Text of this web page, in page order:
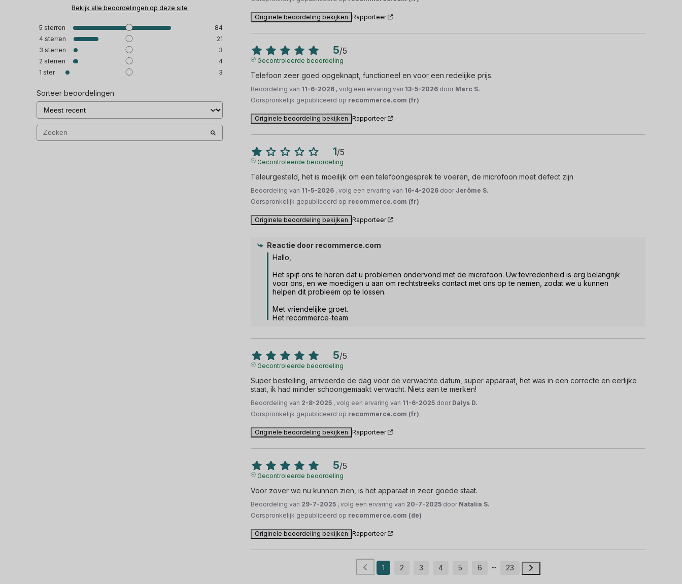
Bekijk alle beoordelingen op deze site
5 sterren
84
4 sterren
21
3 sterren
3
2 sterren
4
1 ster 3
Sorteer beoordelingen
Originele beoordeling bekijken Rapporteer
5/5
Gecontroleerde beoordeling
Telefoon zeer goed opgeknapt, functioneel en voor een redelijke prijs.
Beoordeling van 11-6-2026 , volg een ervaring van 13-5-2026 door Marc S.
Oorspronkelijk gepubliceerd op recommerce.com (fr)
Originele beoordeling bekijken Rapporteer
1/5
Gecontroleerde beoordeling
Teleurgesteld, het is moeilijk om een telefoongesprek te voeren, de microfoon moet defect zijn
Beoordeling van 11-5-2026 , volg een ervaring van 16-4-2026 door Jerôme S.
Oorspronkelijk gepubliceerd op recommerce.com (fr)
Originele beoordeling bekijken Rapporteer
Reactie door recommerce.com
Hallo,
Het spijt ons te horen dat u problemen ondervond met de microfoon. Uw tevredenheid is erg belangrijk
voor ons, en we moedigen u aan om rechtstreeks contact met ons op te nemen, zodat we u kunnen
helpen dit probleem op te lossen.
Met vriendelijke groet.
Het recommerce-team
5/5
Gecontroleerde beoordeling
Super bestelling, arriveerde de dag voor de verwachte datum, super apparaat, het was in een correcte en eerlijke
staat, ik had minder schoongemaakt verwacht. Niets aan te merken!
Beoordeling van 2-8-2025 , volg een ervaring van 11-6-2025 door Dalys D.
Oorspronkelijk gepubliceerd op recommerce.com (fr)
Originele beoordeling bekijken Rapporteer
5/5
Gecontroleerde beoordeling
Voor zover we nu kunnen zien, is het apparaat in zeer goede staat.
Beoordeling van 29-7-2025 , volg een ervaring van 20-7-2025 door Natalia S.
Oorspronkelijk gepubliceerd op recommerce.com (de)
Originele beoordeling bekijken Rapporteer
1 2 3 4 5 6 23